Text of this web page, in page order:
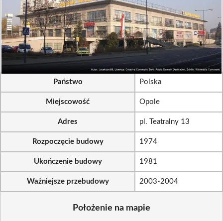
Państwo Polska
Miejscowość Opole
Adres pl. Teatralny 13
Rozpoczęcie budowy 1974
Ukończenie budowy 1981
Ważniejsze przebudowy 2003-2004
Położenie na mapie